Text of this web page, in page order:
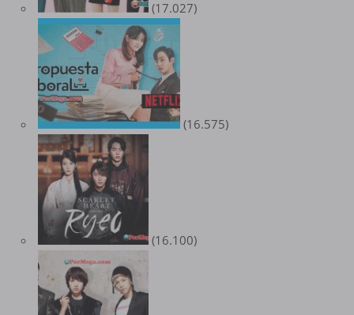
(17.027)
(16.575)
(16.100)